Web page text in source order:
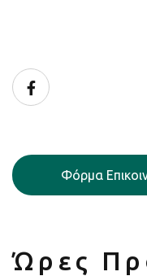
Φόρμα
Ώρες